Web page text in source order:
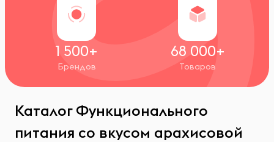
1 500+
Брендов
68 000+
Товаров
Каталог Функционального
питания со вкусом арахисовой